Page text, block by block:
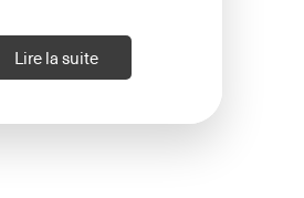
Lire la suite